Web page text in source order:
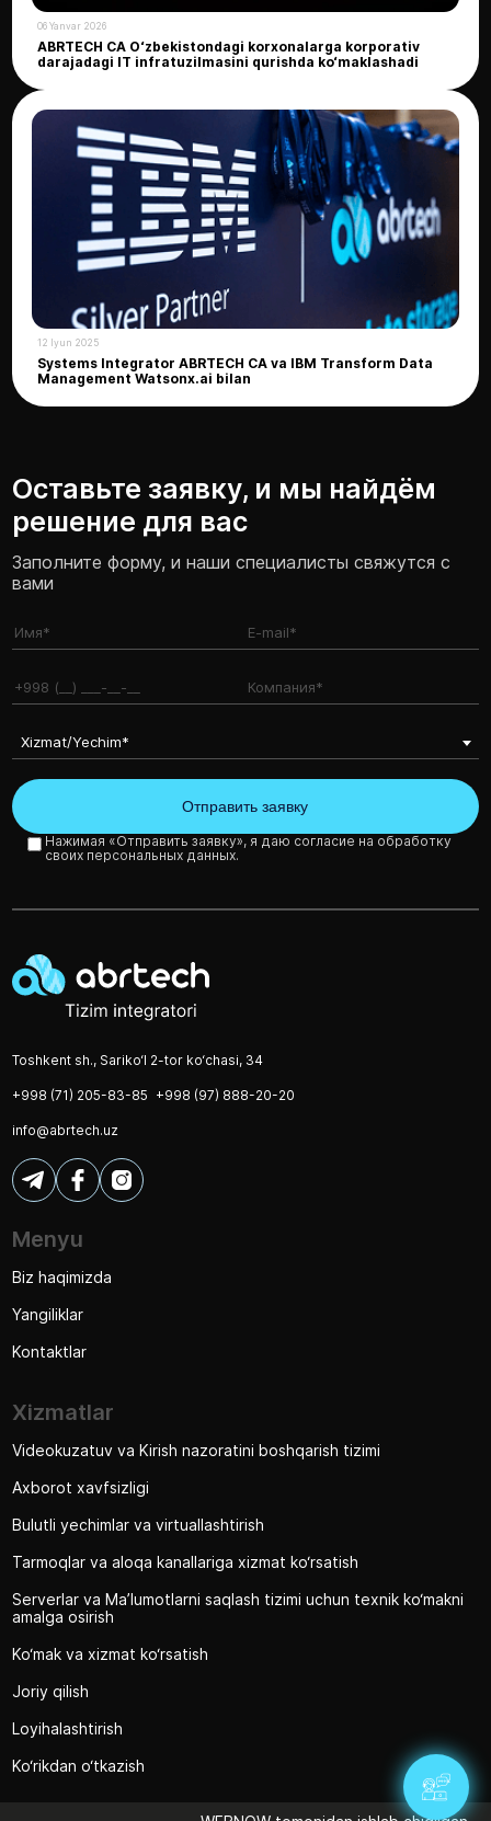
06 Yanvar 2026
ABRTECH CA O‘zbekistondagi korxonalarga korporativ
darajadagi IT infratuzilmasini qurishda ko‘maklashadi
12 Iyun 2025
Systems Integrator ABRTECH CA va IBM Transform Data
Management Watsonx.ai bilan
Оставьте заявку, и мы найдём
решение для вас
Заполните форму, и наши специалисты свяжутся с
вами
Xizmat/Yechim*
Нажимая «Отправить заявку», я даю согласие на обработку
своих персональных данных.
Toshkent sh., Sariko‘l 2-tor ko‘chasi, 34
+998 (71) 205-83-85 +998 (97) 888-20-20
info@abrtech.uz
Menyu
Biz haqimizda
Yangiliklar
Kontaktlar
Xizmatlar
Videokuzatuv va Kirish nazoratini boshqarish tizimi
Axborot xavfsizligi
Bulutli yechimlar va virtuallashtirish
Tarmoqlar va aloqa kanallariga xizmat ko‘rsatish
Serverlar va Ma’lumotlarni saqlash tizimi uchun texnik ko‘makni
amalga osirish
Ko‘mak va xizmat ko‘rsatish
Joriy qilish
Loyihalashtirish
Ko‘rikdan o‘tkazish